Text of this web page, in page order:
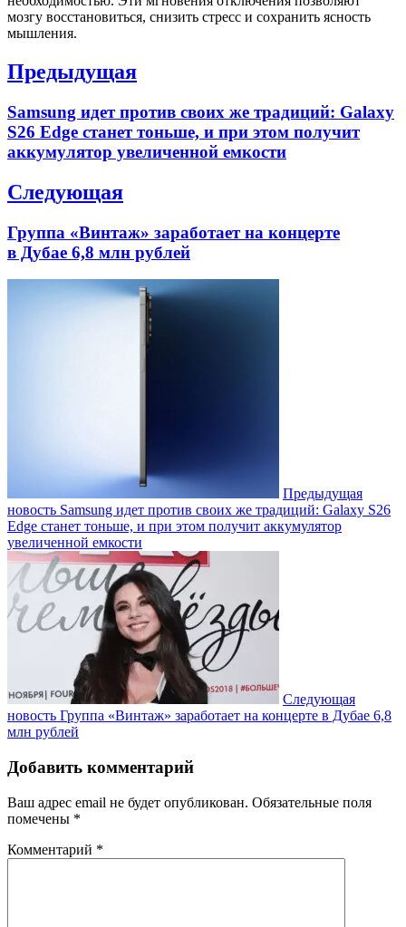
мозгу восстановиться, снизить стресс и сохранить ясность
мышления.
Навигация
записям
Предыдущая
Previous
post:
Samsung идет против своих же традиций: Galaxy
S26 Edge станет тоньше, и при этом получит
аккумулятор увеличенной емкости
Следующая
Next
post:
Группа «Винтаж» заработает на концерте
в Дубае 6,8 млн рублей
Предыдущая
новость Samsung идет против своих же традиций: Galaxy S26
Edge станет тоньше, и при этом получит аккумулятор
увеличенной емкости
Следующая
новость Группа «Винтаж» заработает на концерте в Дубае 6,8
млн рублей
Добавить комментарий
Ваш адрес email не будет опубликован. Обязательные поля
помечены *
Комментарий *